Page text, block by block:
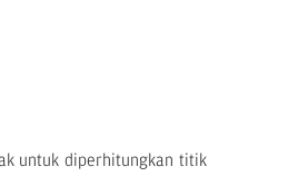
untuk diperhitungkan titik